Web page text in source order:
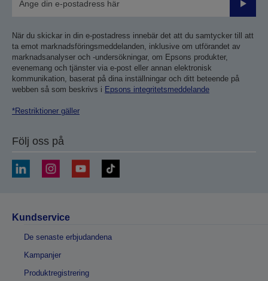
Skicka
När du skickar in din e-postadress innebär det att du samtycker till att
ta emot marknadsföringsmeddelanden, inklusive om utförandet av
marknadsanalyser och -undersökningar, om Epsons produkter,
evenemang och tjänster via e-post eller annan elektronisk
kommunikation, baserat på dina inställningar och ditt beteende på
webben så som beskrivs i Epsons integritetsmeddelande
*Restriktioner gäller
Följ oss på
Kundservice
De senaste erbjudandena
Kampanjer
Produktregistrering